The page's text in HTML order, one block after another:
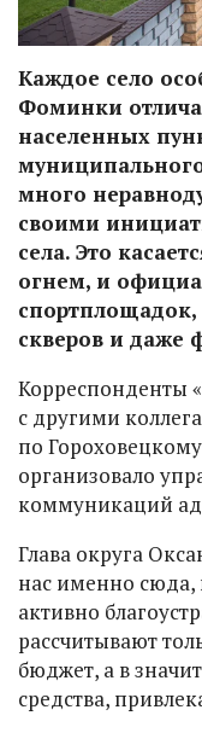
Каждое село
Фоминки
населенных
много
своими
села. Это
огнем, и
спортплощадок,
скверов и даже
Корреспонденты
с другими
по
организовало
коммуникаций
Глава округа
нас именно сюда,
активно
рассчитывают
бюджет, а в
средства,